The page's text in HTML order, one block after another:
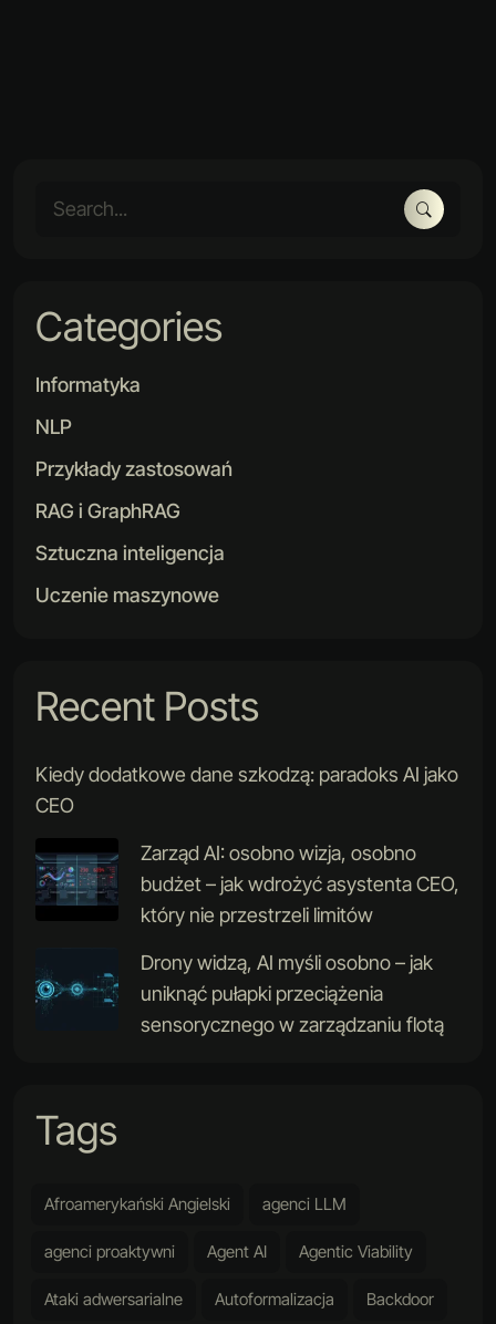
Categories
Informatyka
NLP
Przykłady zastosowań
RAG i GraphRAG
Sztuczna inteligencja
Uczenie maszynowe
Recent Posts
Kiedy dodatkowe dane szkodzą: paradoks AI jako
CEO
Zarząd AI: osobno wizja, osobno
budżet – jak wdrożyć asystenta CEO,
który nie przestrzeli limitów
Drony widzą, AI myśli osobno – jak
uniknąć pułapki przeciążenia
sensorycznego w zarządzaniu flotą
Tags
Afroamerykański Angielski agenci LLM
agenci proaktywni Agent AI Agentic Viability
Ataki adwersarialne Autoformalizacja Backdoor